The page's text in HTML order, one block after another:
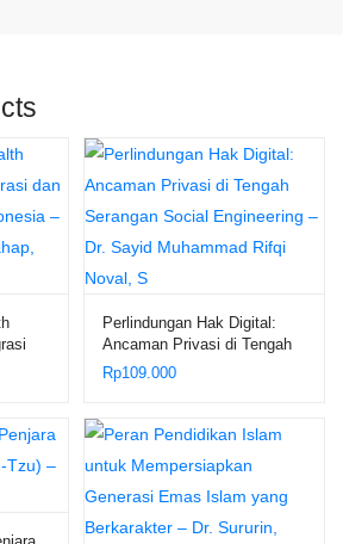
Perlindungan Hak Digital:
Ancaman Privasi di Tengah
Serangan Social Engineering
– Dr. Sayid Muhammad Rifqi
Rp109.000